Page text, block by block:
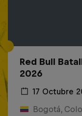
Red Bull
2026
17 Octubre
Bogotá,